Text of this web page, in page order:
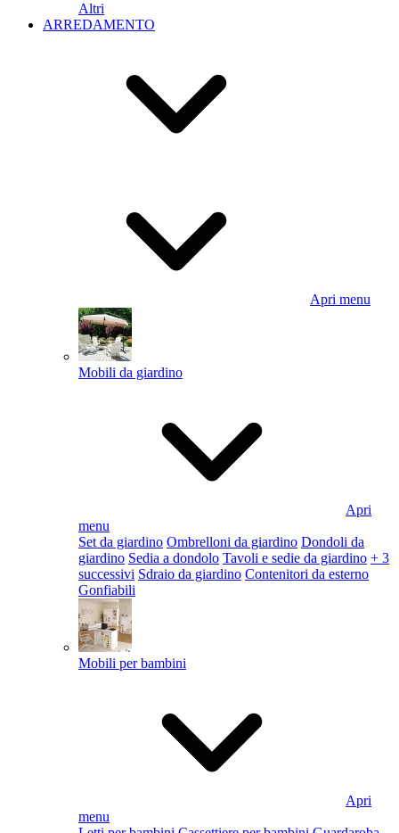
Altri
ARREDAMENTO
Apri menu
Mobili da giardino
Apri
menu
Set da giardino Ombrelloni da giardino Dondoli da
giardino Sedia a dondolo Tavoli e sedie da giardino + 3
successivi Sdraio da giardino Contenitori da esterno
Gonfiabili
Mobili per bambini
Apri
menu